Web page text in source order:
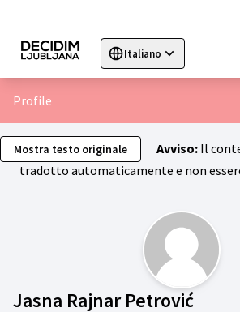
Italiano
Sprache wählen
Profile
Mostra testo originale Avviso: Il
tradotto automaticamente e non
Jasna Rajnar Petrović